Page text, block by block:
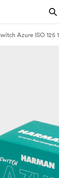
Azure ISO 125